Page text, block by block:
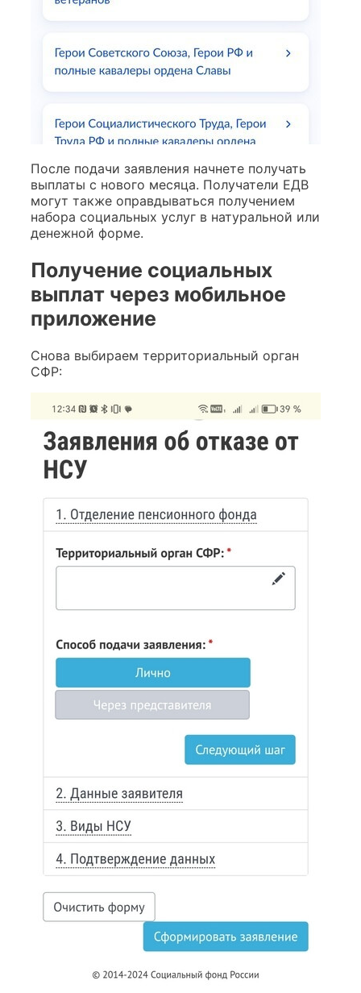
После подачи заявления начнете получать
выплаты с нового месяца. Получатели ЕДВ
могут также оправдываться получением
набора социальных услуг в натуральной или
денежной форме.
Получение социальных
выплат через мобильное
приложение
Снова выбираем территориальный орган
СФР: